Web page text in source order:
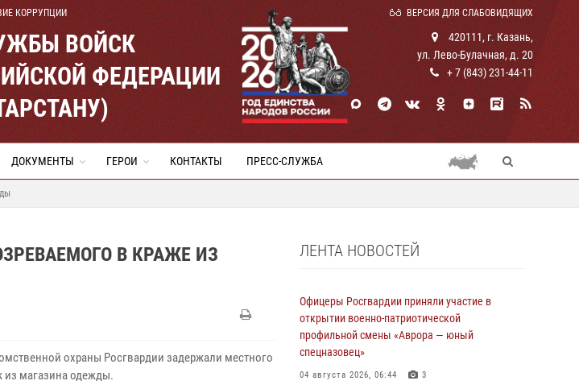
КОРРУПЦИИ ВЕРСИЯ ДЛЯ СЛАБОВИДЯЩИХ
ВОЙСК
ФЕДЕРАЦИИ
420111, г. Казань,
ул. Лево-Булачная, д. 20
+ 7 (843) 231-44-11
ДОКУМЕНТЫ ГЕРОИ КОНТАКТЫ ПРЕСС-СЛУЖБА
В КРАЖЕ ИЗ
охраны Росгвардии задержали местного
из магазина одежды.
ЛЕНТА НОВОСТЕЙ
Офицеры Росгвардии приняли участие в
открытии военно-патриотической
профильной смены «Аврора — юный
спецназовец»
04 августа 2026, 06:44 3